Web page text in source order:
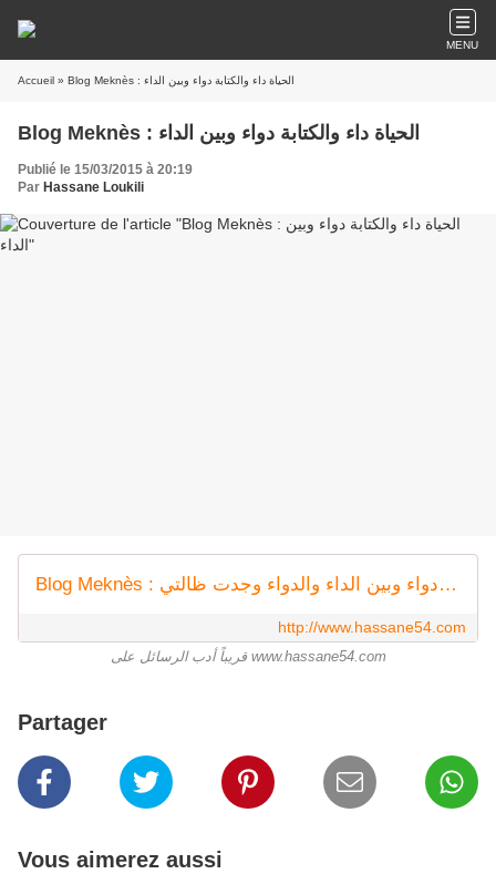
MENU
Accueil » Blog Meknès : الحياة داء والكتابة دواء وبين الداء
Blog Meknès : الحياة داء والكتابة دواء وبين الداء
Publié le 15/03/2015 à 20:19
Par Hassane Loukili
Blog Meknès : الحياة داء والكتابة دواء وبين الداء والدواء وجدت ظالتي
http://www.hassane54.com
قريباً أدب الرسائل على www.hassane54.com
Partager
Vous aimerez aussi